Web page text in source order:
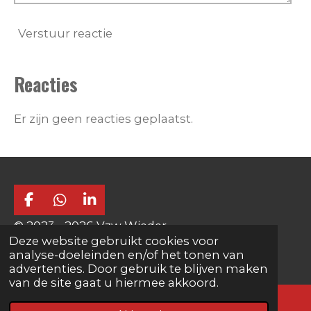
Deze website gebruikt cookies voor
analyse-doeleinden en/of het tonen van
advertenties. Door gebruik te blijven maken
van de site gaat u hiermee akkoord.
Verstuur reactie
Reacties
Er zijn geen reacties geplaatst.
F
a
e
b
o
o
k
W
h
a
t
s
A
p
p
L
i
k
e
d
I
n
© 2023 - 2026 Vzw Wieder
Powered byJouwWeb